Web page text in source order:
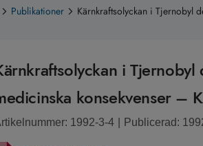
Publikationer Kärnkraftsolyckan i Tjernobyl
i
konsekvenser –
1992-3-4 Publicerad: